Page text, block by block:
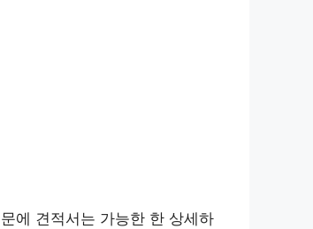
에 견적서는 가능한 한 상세하